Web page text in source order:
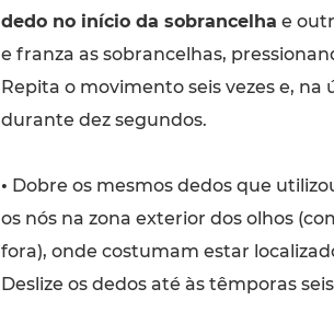
dedo no início da sobrancelha e
e franza as sobrancelhas,
Repita o movimento seis vezes e,
durante dez segundos.
• Dobre os mesmos dedos que
os nós na zona exterior dos olhos
fora), onde costumam estar
Deslize os dedos até às têmporas